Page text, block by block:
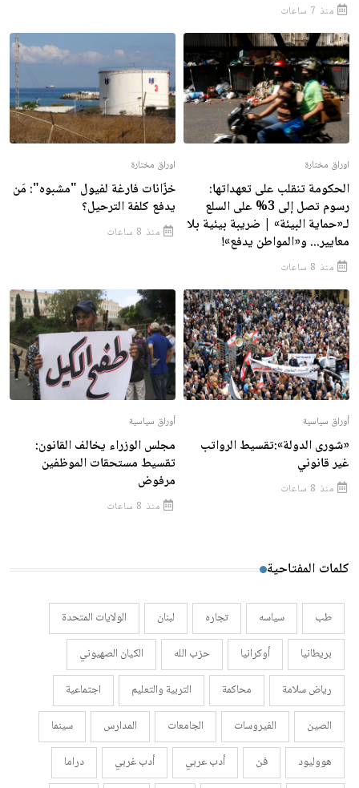
منذ 7 ساعات
اوراق مختارة
الحكومة تنقلب على تعهداتها:
رسوم تصل إلى 3% على السلع
لـ«حماية البيئة» | ضريبة بيئية بلا
معايير... و«المواطن يدفع»!
منذ 8 ساعات
اوراق مختارة
خزّانات فارغة لفيول "مشبوه": مَن
يدفع كلفة الترحيل؟
منذ 8 ساعات
أوراق سياسية
«شورى الدولة»:تقسيط الرواتب
غير قانوني
منذ 8 ساعات
أوراق سياسية
مجلس الوزراء يخالف القانون:
تقسيط مستحقات الموظفين
مرفوض
منذ 8 ساعات
كلمات المفتاحية
طب سياسه تجاره لبنان
الولايات المتحدة
بريطانيا
أوكرانيا حزب الله
الكيان الصهيوني
رياض سلامة
محاكمة التربية والتعليم
اجتماعية
الصين
الفيروسات الجامعات المدارس
سينما
هووليود
فن أدب عربي أدب غربي
دراما